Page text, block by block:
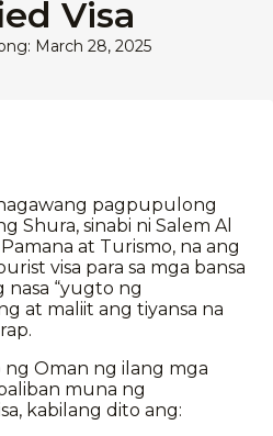
Visa
March 28, 2025
pagpupulong
Shura, sinabi ni Salem Al
at Turismo, na ang
visa para sa mga bansa
nasa “yugto ng
at maliit ang tiyansa na
ng Oman ng ilang mga
muna ng
kabilang dito ang: